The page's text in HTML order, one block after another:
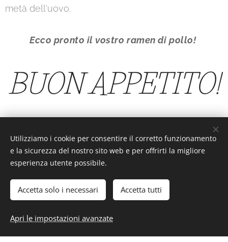
metà dell'uovo.
Ecco pronto il vostro ramen di pollo!
BUON APPETITO!
Interesting or Not?
Utilizziamo i cookie per consentire il corretto funzionamento
e la sicurezza del nostro sito web e per offrirti la migliore
esperienza utente possibile.
Accetta solo i necessari Accetta tutti
Apri le impostazioni avanzate